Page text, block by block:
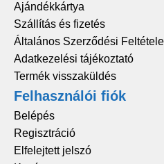
Ajándékkártya
Szállítás és fizetés
Általános Szerződési
Adatkezelési tájékoztató
Termék visszaküldés
Felhasználói fiók
Belépés
Regisztráció
Elfelejtett jelszó